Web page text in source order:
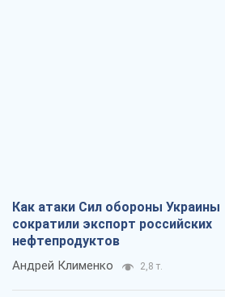
Как атаки Сил обороны Украины
сократили экспорт российских
нефтепродуктов
Андрей Клименко 2,8 т.